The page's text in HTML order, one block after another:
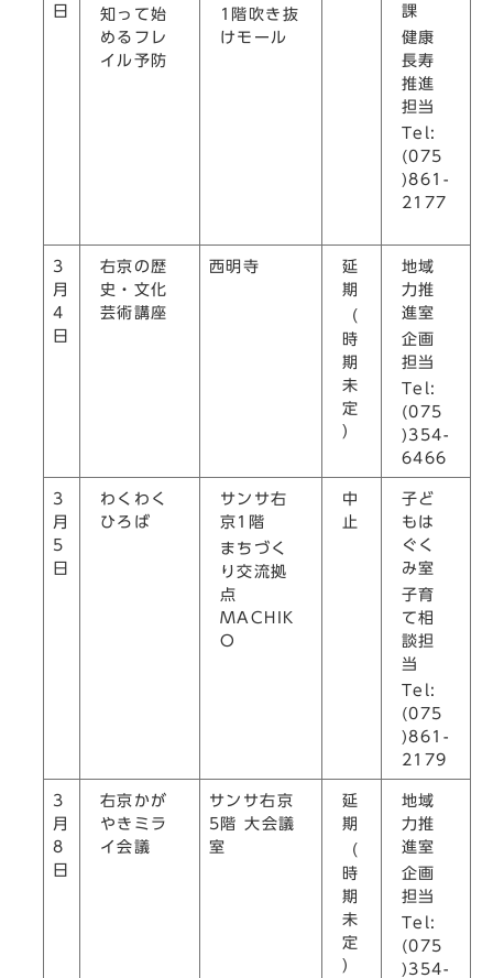
日
知って始
めるフレ
イル予防
1階吹き抜
けモール
課
健康
長寿
推進
担当
Tel:
(075
)861-
2177
3
月
4
日
右京の歴
史・文化
芸術講座
西明寺
延
期
（
時
期
未
定
）
地域
力推
進室
企画
担当
Tel:
(075
)354-
6466
3
月
5
日
わくわく
ひろば
サンサ右
京1階
まちづく
り交流拠
点
MACHIK
O
中
止
子ど
もは
ぐく
み室
子育
て相
談担
当
Tel:
(075
)861-
2179
3
月
8
日
右京かが
やきミラ
イ会議
サンサ右京
5階 大会議
室
延
期
（
時
期
未
定
）
地域
力推
進室
企画
担当
Tel:
(075
)354-